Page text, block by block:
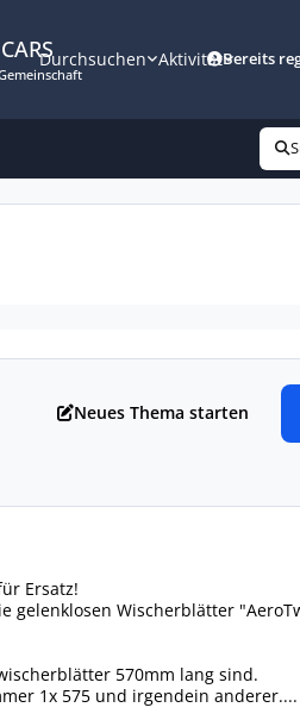
Durchsuchen AktivitätBereits
Neues Thema starten
Ersatz!
Wischerblätter
570mm lang sind.
1x 575 und irgendein anderer....